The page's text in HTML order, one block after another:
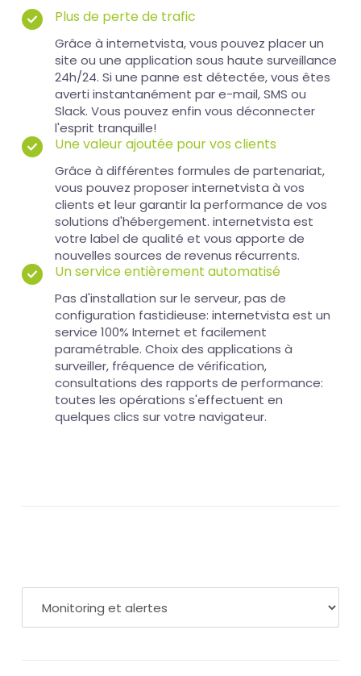
Plus de perte de trafic
Grâce à internetvista, vous pouvez placer un
site ou une application sous haute surveillance
24h/24. Si une panne est détectée, vous êtes
averti instantanément par e-mail, SMS ou
Slack. Vous pouvez enfin vous déconnecter
l'esprit tranquille!
Une valeur ajoutée pour vos clients
Grâce à différentes formules de partenariat,
vous pouvez proposer internetvista à vos
clients et leur garantir la performance de vos
solutions d'hébergement. internetvista est
votre label de qualité et vous apporte de
nouvelles sources de revenus récurrents.
Un service entièrement automatisé
Pas d'installation sur le serveur, pas de
configuration fastidieuse: internetvista est un
service 100% Internet et facilement
paramétrable. Choix des applications à
surveiller, fréquence de vérification,
consultations des rapports de performance:
toutes les opérations s'effectuent en
quelques clics sur votre navigateur.